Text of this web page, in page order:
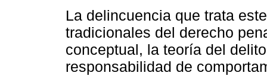
La delincuencia que trata
tradicionales del derecho
conceptual, la teoría del
responsabilidad de